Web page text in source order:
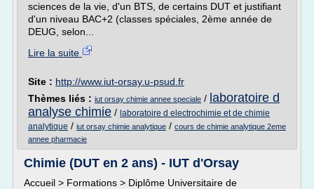
sciences de la vie, d'un BTS, de certains DUT et justifiant
d'un niveau BAC+2 (classes spéciales, 2ème année de
DEUG, selon...
Lire la suite
Site : http://www.iut-orsay.u-psud.fr
Thèmes liés : iut orsay chimie annee speciale / laboratoire d
analyse chimie / laboratoire d electrochimie et de chimie
analytique / iut orsay chimie analytique / cours de chimie analytique 2eme
annee pharmacie
Chimie (DUT en 2 ans) - IUT d'Orsay
Accueil > Formations > Diplôme Universitaire de